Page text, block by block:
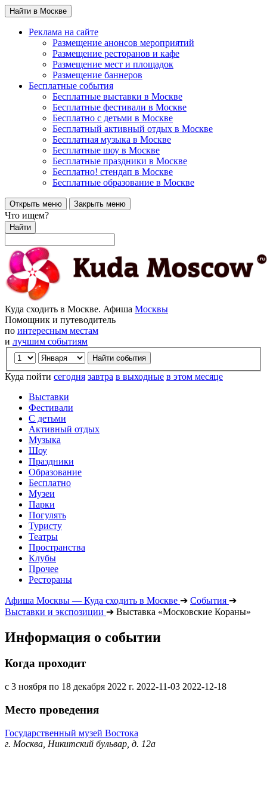
Найти в Москве
Реклама на сайте
Размещение анонсов мероприятий
Размещение ресторанов и кафе
Размещение мест и площадок
Размещение баннеров
Бесплатные события
Бесплатные выставки в Москве
Бесплатные фестивали в Москве
Бесплатно с детьми в Москве
Бесплатный активный отдых в Москве
Бесплатная музыка в Москве
Бесплатные шоу в Москве
Бесплатные праздники в Москве
Бесплатно! стендап в Москве
Бесплатные образование в Москве
Открыть меню Закрыть меню
Что ищем?
Найти
Куда сходить в Москве. Афиша Москвы
Помощник и путеводитель
по интересным местам
и лучшим событиям
Куда пойти сегодня завтра в выходные в этом месяце
Выставки
Фестивали
С детьми
Активный отдых
Музыка
Шоу
Праздники
Образование
Бесплатно
Музеи
Парки
Погулять
Туристу
Театры
Пространства
Клубы
Прочее
Рестораны
Афиша Москвы — Куда сходить в Москве ➔ События ➔
Выставки и экспозиции ➔ Выставка «Московские Кораны»
Информация о событии
Когда проходит
с 3 ноября по 18 декабря 2022 г. 2022-11-03 2022-12-18
Место проведения
Государственный музей Востока
г. Москва, Никитский бульвар, д. 12а